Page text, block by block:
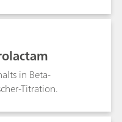
in Beta-
Titration.